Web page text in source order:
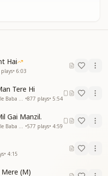
है
Hai
plays• 6:03
Tere Hi
•877 plays• 5:54
Gai Manzil.
•577 plays• 4:59
• 4:15
(M)